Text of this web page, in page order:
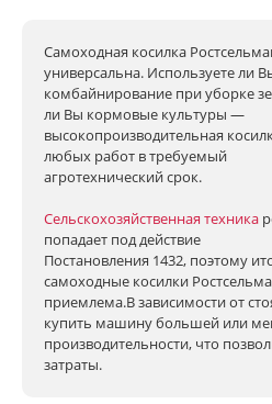
Самоходная косилка
универсальна. Используете ли
комбайнирование при уборке
ли Вы кормовые культуры —
высокопроизводительная
любых работ в требуемый
агротехнический срок.
Сельскохозяйственная техника
попадает под действие
Постановления 1432, поэтому
самоходные косилки
приемлема.В зависимости от
купить машину большей или
производительности, что
затраты.